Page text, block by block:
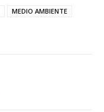
MEDIO AMBIENTE